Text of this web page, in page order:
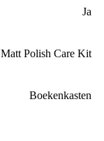
Ja
Matt Polish Care Kit
Boekenkasten